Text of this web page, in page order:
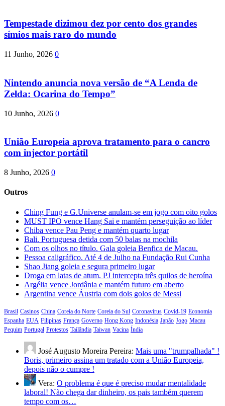
Tempestade dizimou dez por cento dos grandes
símios mais raro do mundo
11 Junho, 2026 0
Nintendo anuncia nova versão de “A Lenda de
Zelda: Ocarina do Tempo”
10 Junho, 2026 0
União Europeia aprova tratamento para o cancro
com injector portátil
8 Junho, 2026 0
Outros
Ching Fung e G.Universe anulam-se em jogo com oito golos
MUST IPO vence Hang Sai e mantém perseguição ao líder
Chiba vence Pau Peng e mantém quarto lugar
Bali. Portuguesa detida com 50 balas na mochila
Com os olhos no título. Gala goleia Benfica de Macau.
Pessoa caligráfico. Até 4 de Julho na Fundação Rui Cunha
Shao Jiang goleia e segura primeiro lugar
Droga em latas de atum. PJ intercepta três quilos de heroína
Argélia vence Jordânia e mantém futuro em aberto
Argentina vence Áustria com dois golos de Messi
Brasil Casinos China Coreia do Norte Coreia do Sul Coronavírus Covid-19 Economia
Espanha EUA Filipinas França Governo Hong Kong Indonésia Japão Jogo Macau
Pequim Portugal Protestos Tailândia Taiwan Vacina Índia
José Augusto Moreira Pereira: Mais uma "trumpalhada" !
Boris, primeiro assina um tratado com a União Europeia,
depois não o cumpre !
Vera: O problema é que é preciso mudar mentalidade
laboral! Não chega dar dinheiro, os pais também querem
tempo com os…